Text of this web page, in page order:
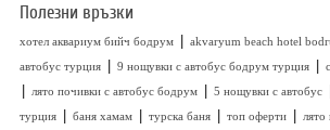
Полезни връзки
хотел аквариум бийч бодрум | akvaryum beach hotel
автобус турция | 9 нощувки с автобус бодрум турция |
| лято почивки с автобус бодрум | 5 нощувки с автобус
турция | баня хамам | турска баня | топ оферти | лято